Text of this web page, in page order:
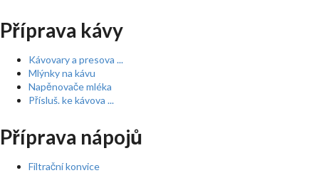
Příprava kávy
Kávovary a presova ...
Mlýnky na kávu
Napěnovače mléka
Přísluš. ke kávova ...
Příprava nápojů
Filtrační konvice